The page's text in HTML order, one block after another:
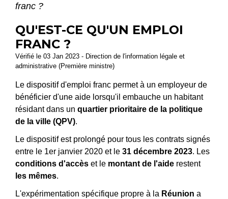
franc ?
QU'EST-CE QU'UN EMPLOI
FRANC ?
Vérifié le 03 Jan 2023 - Direction de l'information légale et
administrative (Première ministre)
Le dispositif d'emploi franc permet à un employeur de
bénéficier d'une aide lorsqu'il embauche un habitant
résidant dans un quartier prioritaire de la politique
de la ville (QPV).
Le dispositif est prolongé pour tous les contrats signés
entre le 1er janvier 2020 et le 31 décembre 2023. Les
conditions d'accès et le montant de l'aide restent
les mêmes.
L'expérimentation spécifique propre à la Réunion a